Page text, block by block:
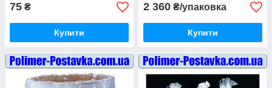
75 ₴
Купити
2 360 ₴/упаковка
Купити